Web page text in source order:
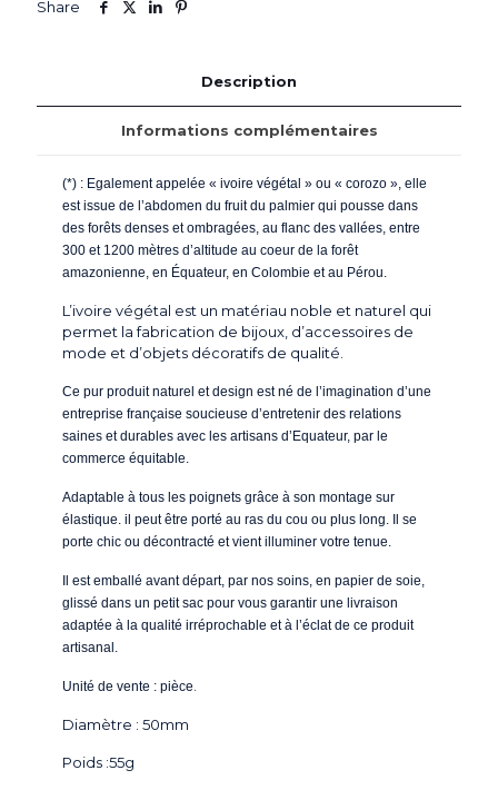
Share
Description
Informations complémentaires
(*) : Egalement appelée « ivoire végétal » ou « corozo », elle
est issue de l’abdomen du fruit du palmier qui pousse dans
des forêts denses et ombragées, au flanc des vallées, entre
300 et 1200 mètres d’altitude au coeur de la forêt
amazonienne, en Équateur, en Colombie et au Pérou.
L’ivoire végétal est un matériau noble et naturel qui
permet la fabrication de bijoux, d’accessoires de
mode et d’objets décoratifs de qualité.
Ce pur produit naturel et design est né de l’imagination d’une
entreprise française soucieuse d’entretenir des relations
saines et durables avec les artisans d’Equateur, par le
commerce équitable.
Adaptable à tous les poignets grâce à son montage sur
élastique. il peut être porté au ras du cou ou plus long. Il se
porte chic ou décontracté et vient illuminer votre tenue.
Il est emballé avant départ, par nos soins, en papier de soie,
glissé dans un petit sac pour vous garantir une livraison
adaptée à la qualité irréprochable et à l’éclat de ce produit
artisanal.
Unité de vente : pièce
Diamètre : 50mm
Poids :55g